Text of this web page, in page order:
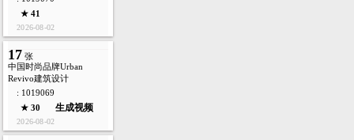
★ 41
2026-08-02
17 张
中国时尚品牌Urban
Revivo建筑设计
: 1019069
★ 30
生成视频
2026-08-02